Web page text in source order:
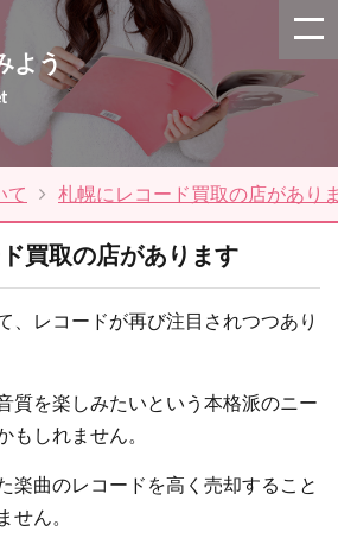
よう
て 札幌にレコード買取の店があり
買取の店があります
、レコードが再び注目されつつあり
質を楽しみたいという本格派のニー
もしれません。
楽曲のレコードを高く売却すること
せん。